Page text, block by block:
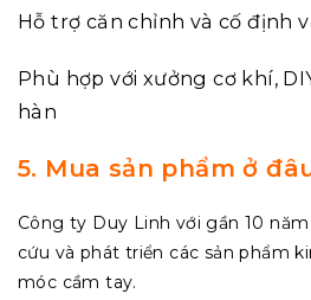
Hỗ trợ căn chỉnh và cố định
Phù hợp với xưởng cơ khí,
hàn
5. Mua sản phẩm ở
Công ty Duy Linh với gần 10
cứu và phát triển các sản phẩm
móc cầm tay.